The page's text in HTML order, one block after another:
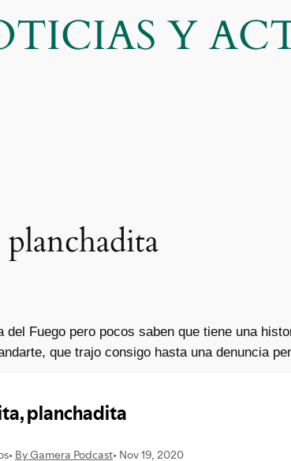
Y
Fuego pero pocos saben que tiene una
que trajo consigo hasta una denuncia